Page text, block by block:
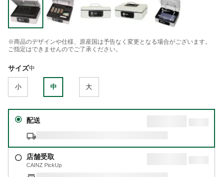
※商品のデザインや仕様、原産国は予告なく変更となる場合がございます。
ご指定はできませんのでご了承ください。
サイズ中
小 中 大
配送
店舗受取
CAINZ PickUp